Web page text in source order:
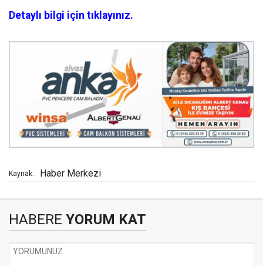
Detaylı bilgi için tıklayınız.
Kaynak: Haber Merkezi
HABERE YORUM KAT